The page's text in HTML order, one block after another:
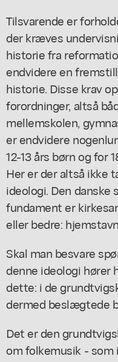
Tilsvarende er
der kræves
historie fra
endvidere en
historie. Disse krav
forordninger, altså
mellemskolen,
er endvidere
12-13 års børn og for
Her er der altså ikke
ideologi. Den danske
fundament er
eller bedre:
Skal man besvare
denne ideologi hører
dette: i de
dermed beslægtede
Det er den
om folkemusik - som